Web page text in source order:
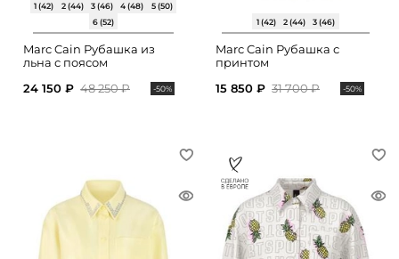
1 (42) 2 (44) 3 (46) 4 (48)
5 (50)
6 (52)
Marc Cain Рубашка из
льна с поясом
24 150 ₽ 48 250 ₽ -50%
1 (42) 2 (44) 3 (46)
Marc Cain Рубашка с
принтом
15 850 ₽ 31 700 ₽ -50%